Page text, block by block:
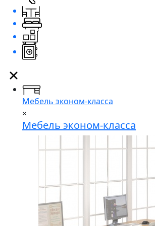
Мебель эконом-класса
×
Мебель эконом-класса